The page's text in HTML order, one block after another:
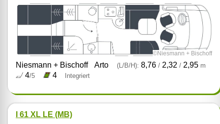
©Niesmann + Bischoff
Niesmann + Bischoff Arto (L/B/H): 8,76 /2,32 /2,95 m
4/5 4 Integriert
I 61 XL LE (MB)